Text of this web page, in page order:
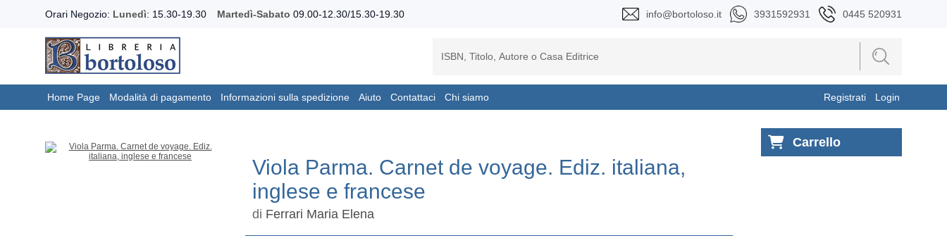
Orari Negozio: Lunedì: 15.30-19.30 Martedì-Sabato 09.00-12.30/15.30-19.30 info@bortoloso.it 3931592931 0445 520931
Home Page Modalità di pagamento Informazioni sulla spedizione Aiuto Contattaci Chi siamo Registrati Login
Viola Parma. Carnet de voyage. Ediz. italiana,
inglese e francese
di Ferrari Maria Elena
Carrello